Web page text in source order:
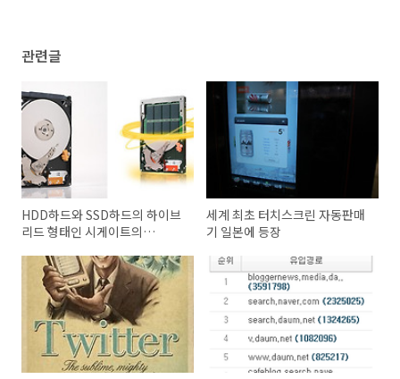
관련글
HDD하드와 SSD하드의 하이브
리드 형태인 시게이트의
세계 최초 터치스크린 자동판매
기 일본에 등장